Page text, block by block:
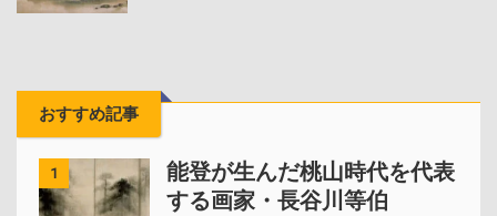
おすすめ記事
1
能登が生んだ桃山時代を代表
する画家・長谷川等伯